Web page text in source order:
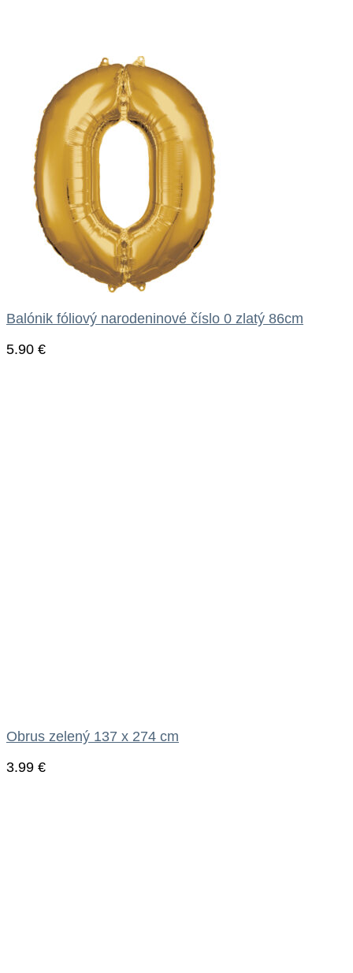
Balónik fóliový narodeninové číslo 0 zlatý 86cm
5.90 €
Obrus zelený 137 x 274 cm
3.99 €